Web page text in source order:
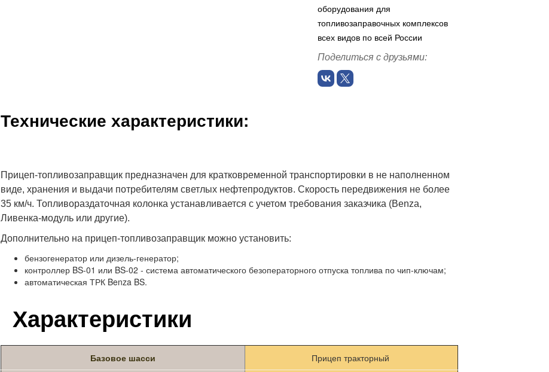
оборудования для
топливозаправочных комплексов
всех видов по всей России
Поделиться с друзьями:
Технические характеристики:
Прицеп-топливозаправщик предназначен для кратковременной транспортировки в не наполненном
виде, хранения и выдачи потребителям светлых нефтепродуктов. Скорость передвижения не более
35 км/ч. Топливораздаточная колонка устанавливается с учетом требования заказчика (Benza,
Ливенка-модуль или другие).
Дополнительно на прицеп-топливозаправщик можно установить:
бензогенератор или дизель-генератор;
контроллер BS-01 или BS-02 - система автоматического безоператорного отпуска топлива по чип-ключам;
автоматическая ТРК Benza BS.
Характеристики
Базовое шасси Прицеп тракторный